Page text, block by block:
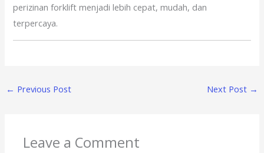
perizinan forklift menjadi lebih cepat, mudah, dan
terpercaya.
← Previous Post Next Post →
Leave a Comment